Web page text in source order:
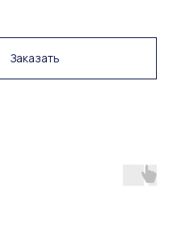
Заказать